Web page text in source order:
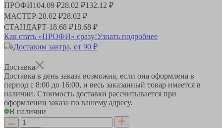
ПРОФИ104.09 ₽28.02 ₽132.12 ₽
МАСТЕР-28.02 ₽28.02 ₽
СТАНДАРТ-18.68 ₽18.68 ₽
Как стать «ПРОФИ» сразу!Узнать подробнее
Доставим завтра, от 90 ₽
Доставка
Доставка в день заказа возможна, если она оформлена в
период с 8:00 до 16:00, и весь заказанный товар имеется в
наличии. Стоимость доставки рассчитывается при
оформлении заказа по вашему адресу.
В наличии